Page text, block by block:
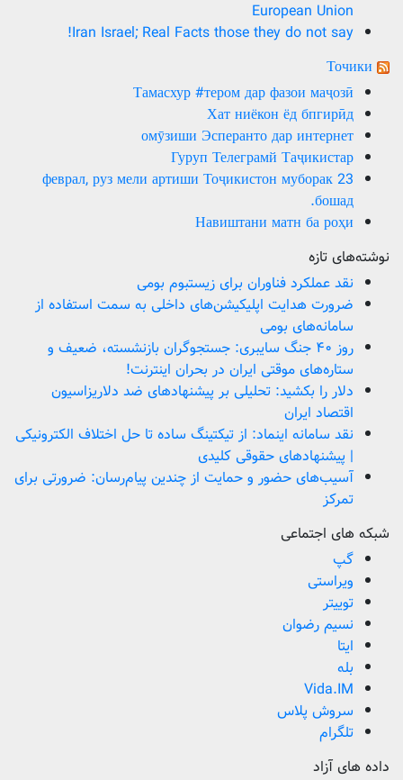
European Union
Iran Israel; Real Facts those they do not say!
Точики
Тамасхур #тером дар фазои маҷозӣ
Хат ниёкон ёд бпгирӣд
омӯзиши Эсперанто дар интернет
Гуруп Телеграмй Таҷикистар
23 феврал, руз мели артиши Тоҷикистон муборак
бошад.
Навиштани матн ба роҳи
نوشته‌های تازه
نقد عملکرد فناوران برای زیستبوم بومی
ضرورت هدایت اپلیکیشن‌های داخلی به سمت استفاده از
سامانه‌های بومی
روز ۴۰ جنگ سایبری: جستجوگران بازنشسته، ضعیف و
ستاره‌های موقتی ایران در بحران اینترنت!
دلار را بکشید: تحلیلی بر پیشنهادهای ضد دلاریزاسیون
اقتصاد ایران
نقد سامانه اینماد: از تیکتینگ ساده تا حل اختلاف الکترونیکی
| پیشنهادهای حقوقی کلیدی
آسیب‌های حضور و حمایت از چندین پیام‌رسان: ضرورتی برای
تمرکز
شبکه های اجتماعی
گپ
ویراستی
توییتر
نسیم رضوان
ایتا
بله
Vida.IM
سروش پلاس
تلگرام
داده های آزاد